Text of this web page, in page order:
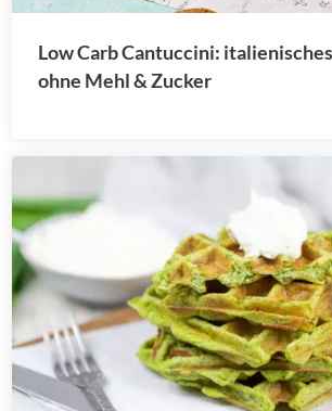
Low Carb Cantuccini:
ohne Mehl & Zucker